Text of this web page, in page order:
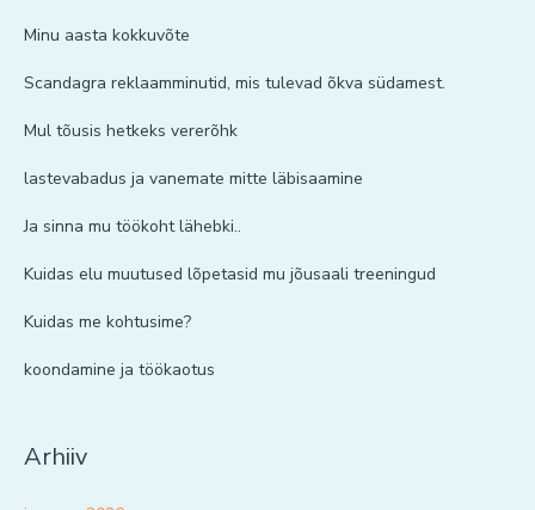
Minu aasta kokkuvõte
Scandagra reklaamminutid, mis tulevad õkva südamest.
Mul tõusis hetkeks vererõhk
lastevabadus ja vanemate mitte läbisaamine
Ja sinna mu töökoht lähebki..
Kuidas elu muutused lõpetasid mu jõusaali treeningud
Kuidas me kohtusime?
koondamine ja töökaotus
Arhiiv